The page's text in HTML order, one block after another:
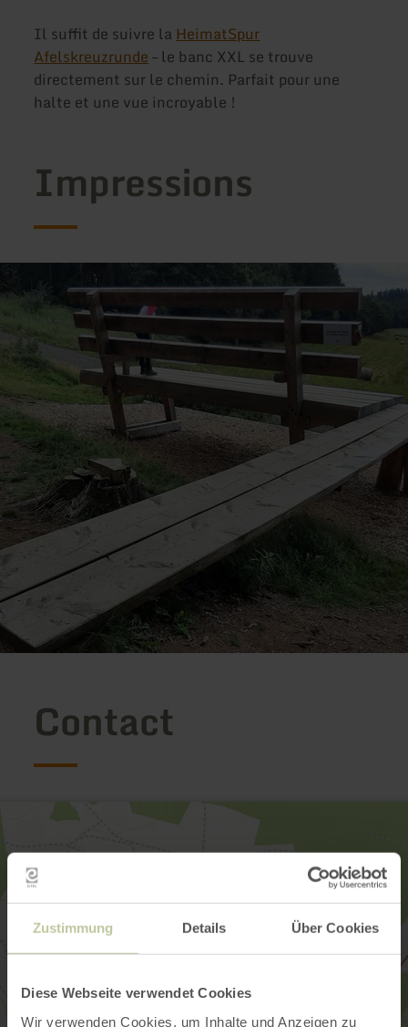
Zustimmung Details Über Cookies
Diese Webseite verwendet Cookies
Wir verwenden Cookies, um Inhalte und Anzeigen zu
Il suffit de suivre la HeimatSpur
Afelskreuzrunde– le banc XXL se trouve
directement sur le chemin. Parfait pour une
halte et une vue incroyable !
Impressions
Contact